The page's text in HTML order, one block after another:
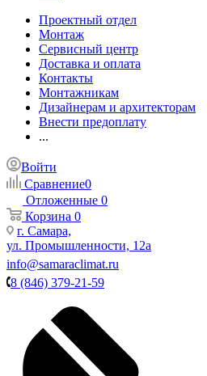
Проектный отдел
Монтаж
Сервисный центр
Доставка и оплата
Контакты
Монтажникам
Дизайнерам и архитекторам
Внести предоплату
...
Войти
Сравнение0
Отложенные 0
Корзина 0
г. Самара,
ул. Промышленности, 12а
info@samaraclimat.ru
8 (846) 379-21-59